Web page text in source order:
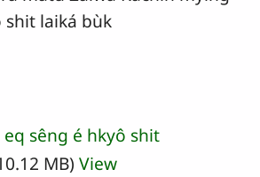
shit laiká bùk
sêng é hkyô shit
MB) View